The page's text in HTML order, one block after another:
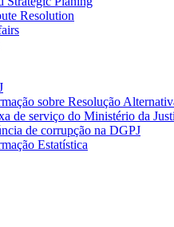
Resolution
sobre Resolução
de serviço do Ministério da
de corrupção na DGPJ
Estatística